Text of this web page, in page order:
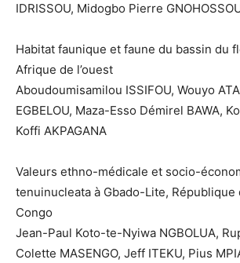
IDRISSOU, Midogbo Pierre
Habitat faunique et faune du bassin du
Afrique de l’ouest
Aboudoumisamilou ISSIFOU, Wouyo
EGBELOU, Maza-Esso Démirel BAWA,
Koffi AKPAGANA
Valeurs ethno-médicale et socio-
tenuinucleata à Gbado-Lite,
Congo
Jean-Paul Koto-te-Nyiwa NGBOLUA,
Colette MASENGO, Jeff ITEKU, Pius